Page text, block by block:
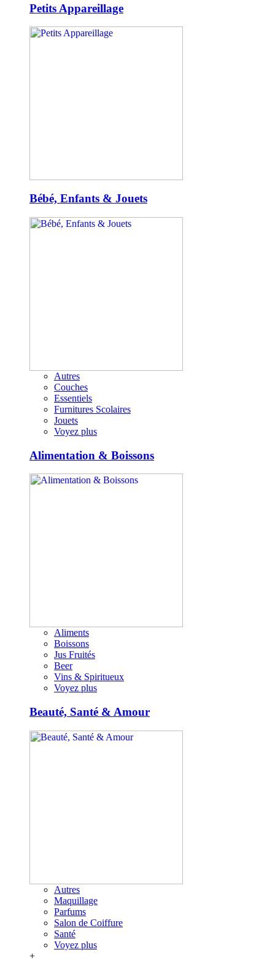
Petits Appareillage
Bébé, Enfants & Jouets
Autres
Couches
Essentiels
Furnitures Scolaires
Jouets
Voyez plus
Alimentation & Boissons
Aliments
Boissons
Jus Fruités
Beer
Vins & Spiritueux
Voyez plus
Beauté, Santé & Amour
Autres
Maquillage
Parfums
Salon de Coiffure
Santé
Voyez plus
+